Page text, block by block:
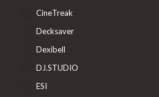
CineTreak
Decksaver
Dexibell
DJ.STUDIO
ESI